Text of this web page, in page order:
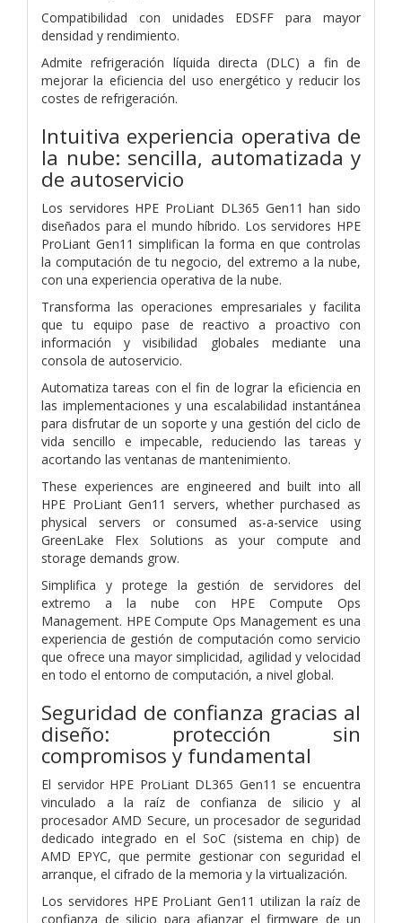
Compatibilidad con unidades EDSFF para mayor
densidad y rendimiento.
Admite refrigeración líquida directa (DLC) a fin de
mejorar la eficiencia del uso energético y reducir los
costes de refrigeración.
Intuitiva experiencia operativa de
la nube: sencilla, automatizada y
de autoservicio
Los servidores HPE ProLiant DL365 Gen11 han sido
diseñados para el mundo híbrido. Los servidores HPE
ProLiant Gen11 simplifican la forma en que controlas
la computación de tu negocio, del extremo a la nube,
con una experiencia operativa de la nube.
Transforma las operaciones empresariales y facilita
que tu equipo pase de reactivo a proactivo con
información y visibilidad globales mediante una
consola de autoservicio.
Automatiza tareas con el fin de lograr la eficiencia en
las implementaciones y una escalabilidad instantánea
para disfrutar de un soporte y una gestión del ciclo de
vida sencillo e impecable, reduciendo las tareas y
acortando las ventanas de mantenimiento.
These experiences are engineered and built into all
HPE ProLiant Gen11 servers, whether purchased as
physical servers or consumed as-a-service using
GreenLake Flex Solutions as your compute and
storage demands grow.
Simplifica y protege la gestión de servidores del
extremo a la nube con HPE Compute Ops
Management. HPE Compute Ops Management es una
experiencia de gestión de computación como servicio
que ofrece una mayor simplicidad, agilidad y velocidad
en todo el entorno de computación, a nivel global.
Seguridad de confianza gracias al
diseño: protección sin
compromisos y fundamental
El servidor HPE ProLiant DL365 Gen11 se encuentra
vinculado a la raíz de confianza de silicio y al
procesador AMD Secure, un procesador de seguridad
dedicado integrado en el SoC (sistema en chip) de
AMD EPYC, que permite gestionar con seguridad el
arranque, el cifrado de la memoria y la virtualización.
Los servidores HPE ProLiant Gen11 utilizan la raíz de
confianza de silicio para afianzar el firmware de un